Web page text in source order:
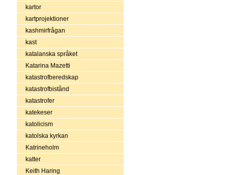
kartor
kartprojektioner
kashmirfrågan
kast
katalanska språket
Katarina Mazetti
katastrofberedskap
katastrofbistånd
katastrofer
katekeser
katolicism
katolska kyrkan
Katrineholm
katter
Keith Haring